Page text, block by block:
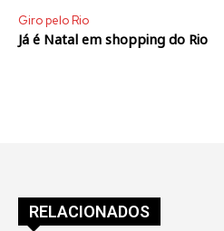
Giro pelo Rio
Já é Natal em shopping do Rio
RELACIONADOS